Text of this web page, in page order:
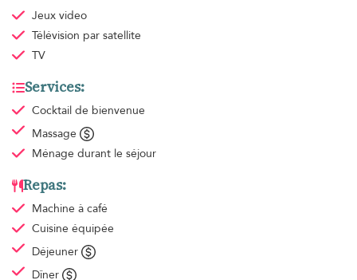
Jeux video
Télévision par satellite
TV
Services:
Cocktail de bienvenue
Massage
Ménage durant le séjour
Repas:
Machine à café
Cuisine équipée
Déjeuner
Dîner